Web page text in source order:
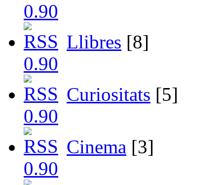
Llibres [8]
Curiositats [5]
Cinema [3]